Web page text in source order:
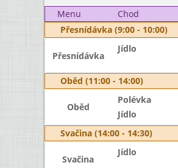
Menu
Chod
Přesnídávka (9:00 - 10:00)
Přesnídávka
Jídlo
Oběd (11:00 - 14:00)
Oběd
Polévka
Jídlo
Svačina (14:00 - 14:30)
Svačina
Jídlo